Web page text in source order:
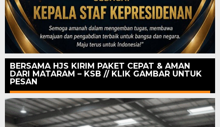
BERSAMA HJS KIRIM PAKET CEPAT & AMAN
DARI MATARAM – KSB // KLIK GAMBAR UNTUK
PESAN